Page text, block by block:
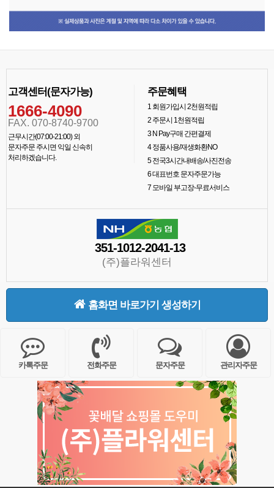
고객센터(문자가능)
1666-4090
FAX. 070-8740-9700
근무시간(07:00-21:00) 외
문자주문 주시면 익일 신속히
처리하겠습니다.
주문혜택
1회원가입시 2천원적립
2주문시 1천원적립
3N Pay구매 간편결제
4정품사용/재생화환NO
5전국3시간내배송/사진전송
6대표번호 문자주문가능
7모바일 부고장-무료서비스
351-1012-2041-13
(주)플라워센터
홈화면 바로가기 생성하기
카톡주문 전화주문 문자주문 관리자주문